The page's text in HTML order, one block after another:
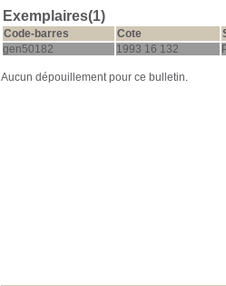
Exemplaires(1)
Code-barres Cote
gen50182
1993 16 132
Aucun dépouillement pour ce bulletin.